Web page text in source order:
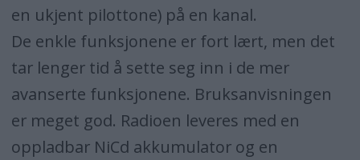
en ukjent pilottone) på en kanal.
De enkle funksjonene er fort lært, men det
tar lenger tid å sette seg inn i de mer
avanserte funksjonene. Bruksanvisningen
er meget god. Radioen leveres med en
oppladbar NiCd akkumulator og en